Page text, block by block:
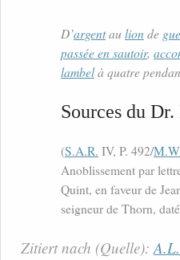
D’argentau lion de
passée en sautoir,
lambelà quatre
Sources du
(S.A.R. IV, P. 492/
Anoblissement par
Quint, en faveur de
seigneur de Thorn,
Zitiert nach (Quelle):A.L.